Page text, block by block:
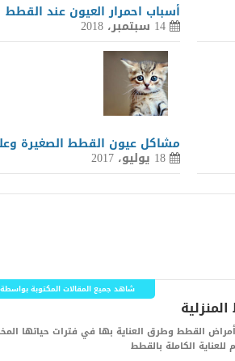
أسباب احمرار العيون عند القطط
14 سبتمبر، 2018
مشاكل عيون القطط الصغيرة
18 يوليو، 2017
القطط وطرق العناية بها في فترات حياتها
الكاملة بالقطط
شاهد جميع المقالات المكتوبة بواسطة